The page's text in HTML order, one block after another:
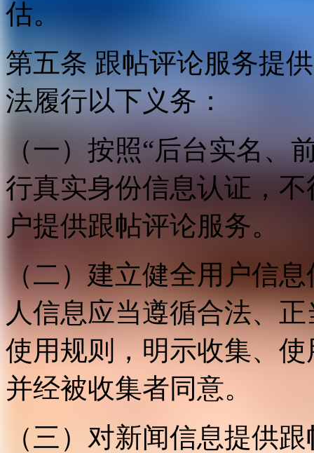
估。
第五条 跟帖评论服务提
法履行以下义务：
（一）按照“后台实名、
行真实身份信息认证，
户提供跟帖评论服务。
（二）建立健全用户信
人信息应当遵循合法、
使用规则，明示收集、
并经被收集者同意。
（三）对新闻信息提供